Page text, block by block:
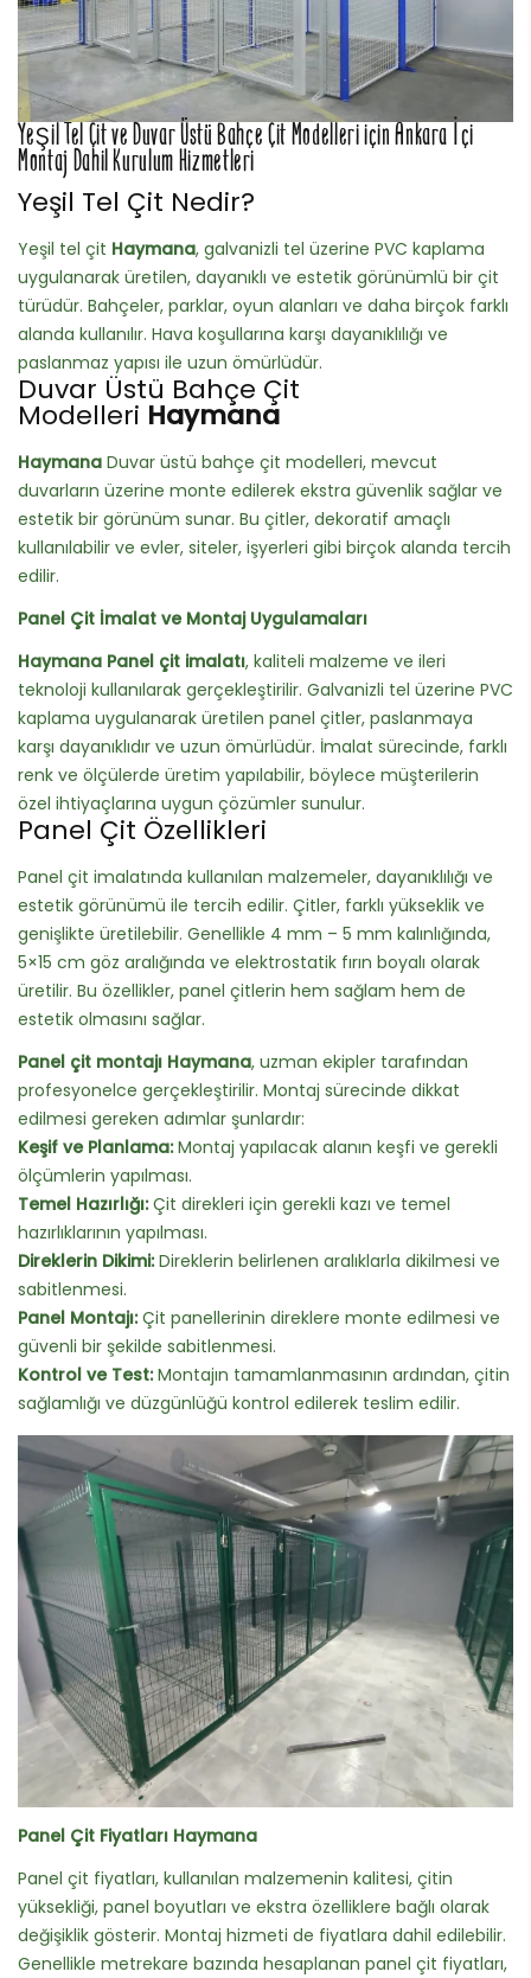
Yeşil Tel Çit ve Duvar Üstü Bahçe Çit Modelleri için Ankara İçi
Montaj Dahil Kurulum Hizmetleri
Yeşil Tel Çit Nedir?
Yeşil tel çit Haymana, galvanizli tel üzerine PVC kaplama
uygulanarak üretilen, dayanıklı ve estetik görünümlü bir çit
türüdür. Bahçeler, parklar, oyun alanları ve daha birçok farklı
alanda kullanılır. Hava koşullarına karşı dayanıklılığı ve
paslanmaz yapısı ile uzun ömürlüdür.
Duvar Üstü Bahçe Çit
Modelleri Haymana
Haymana Duvar üstü bahçe çit modelleri, mevcut
duvarların üzerine monte edilerek ekstra güvenlik sağlar ve
estetik bir görünüm sunar. Bu çitler, dekoratif amaçlı
kullanılabilir ve evler, siteler, işyerleri gibi birçok alanda tercih
edilir.
Panel Çit İmalat ve Montaj Uygulamaları
Haymana Panel çit imalatı, kaliteli malzeme ve ileri
teknoloji kullanılarak gerçekleştirilir. Galvanizli tel üzerine PVC
kaplama uygulanarak üretilen panel çitler, paslanmaya
karşı dayanıklıdır ve uzun ömürlüdür. İmalat sürecinde, farklı
renk ve ölçülerde üretim yapılabilir, böylece müşterilerin
özel ihtiyaçlarına uygun çözümler sunulur.
Panel Çit Özellikleri
Panel çit imalatında kullanılan malzemeler, dayanıklılığı ve
estetik görünümü ile tercih edilir. Çitler, farklı yükseklik ve
genişlikte üretilebilir. Genellikle 4 mm – 5 mm kalınlığında,
5×15 cm göz aralığında ve elektrostatik fırın boyalı olarak
üretilir. Bu özellikler, panel çitlerin hem sağlam hem de
estetik olmasını sağlar.
Panel çit montajı Haymana, uzman ekipler tarafından
profesyonelce gerçekleştirilir. Montaj sürecinde dikkat
edilmesi gereken adımlar şunlardır:
Keşif ve Planlama:Montaj yapılacak alanın keşfi ve gerekli
ölçümlerin yapılması.
Temel Hazırlığı:Çit direkleri için gerekli kazı ve temel
hazırlıklarının yapılması.
Direklerin Dikimi:Direklerin belirlenen aralıklarla dikilmesi ve
sabitlenmesi.
Panel Montajı:Çit panellerinin direklere monte edilmesi ve
güvenli bir şekilde sabitlenmesi.
Kontrol ve Test:Montajın tamamlanmasının ardından, çitin
sağlamlığı ve düzgünlüğü kontrol edilerek teslim edilir.
Panel Çit Fiyatları Haymana
Panel çit fiyatları, kullanılan malzemenin kalitesi, çitin
yüksekliği, panel boyutları ve ekstra özelliklere bağlı olarak
değişiklik gösterir. Montaj hizmeti de fiyatlara dahil edilebilir.
Genellikle metrekare bazında hesaplanan panel çit fiyatları,